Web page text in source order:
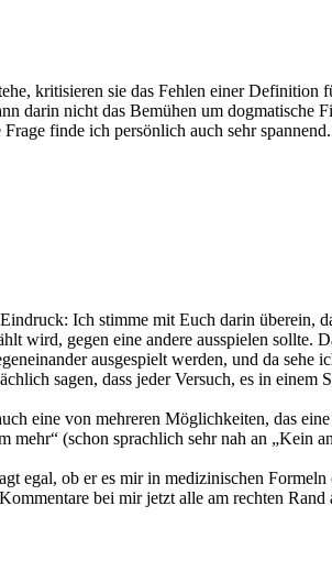
kritisieren sie das Fehlen einer Definition
darin nicht das Bemühen um dogmatische
finde ich persönlich auch sehr
Ich stimme mit Euch darin überein,
wird, gegen eine andere ausspielen sollte.
ausgespielt werden, und da
sagen, dass jeder Versuch, es in
eine von mehreren Möglichkeiten, das
(schon sprachlich sehr nah an „Kein
egal, ob er es mir in medizinischen
bei mir jetzt alle am rechten